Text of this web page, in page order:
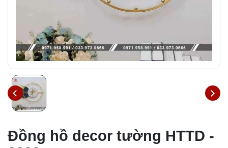
Đồng hồ decor tường HTTD -